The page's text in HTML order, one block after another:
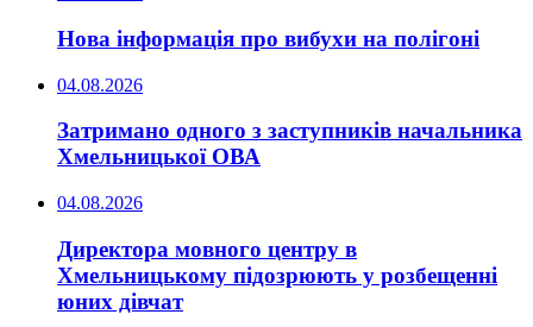
Нова інформація про вибухи на полігоні
04.08.2026
Затримано одного з заступників начальника
Хмельницької ОВА
04.08.2026
Директора мовного центру в
Хмельницькому підозрюють у розбещенні
юних дівчат